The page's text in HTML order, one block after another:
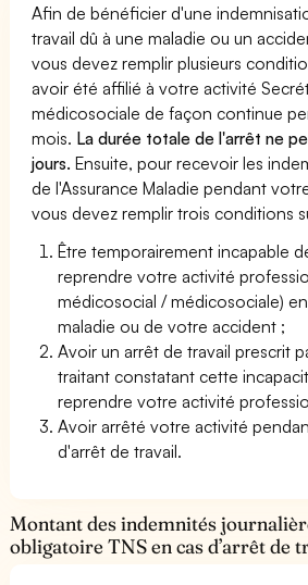
Afin de bénéficier d'une
travail dû à une maladie ou un
vous devez remplir plusieurs
avoir été affilié à votre activité
médicosociale de façon continue
mois. La durée totale de l'arrêt ne
jours. Ensuite, pour recevoir les
de l'Assurance Maladie pendant
vous devez remplir trois conditions
Être temporairement incapable
reprendre votre activité
médicosocial / médicosociale)
maladie ou de votre accident ;
Avoir un arrêt de travail prescrit
traitant constatant cette
reprendre votre activité
Avoir arrêté votre activité
d'arrêt de travail.
Montant des indemnités
obligatoire TNS en cas d’arrêt de